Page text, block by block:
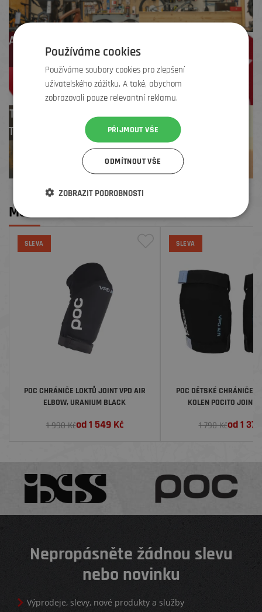
Až 4 % cashback
na další nákup
Test centrum
TREK zdarma
MOHLO BY SE VÁM LÍBIT
SLEVA
POC CHRÁNIČE LOKTŮ JOINT VPD AIR
ELBOW, URANIUM BLACK
1 990 Kčod1 549Kč
SLEVA
POC DĚTSKÉ CHRÁNIČE
KOLEN POCITO JOINT
1 790 Kčod1 379
Nepropásněte žádnou slevu
nebo novinku
Výprodeje, slevy, nové produkty a služby
Používáme cookies
Používáme soubory cookies pro zlepšení
uživatelského zážitku. A také, abychom
zobrazovali pouze relevantní reklamu.
PŘIJMOUT VŠE
ODMÍTNOUT VŠE
ZOBRAZIT PODROBNOSTI